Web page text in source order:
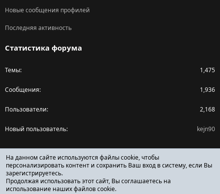
Новые сообщения профилей
Последняя активность
Статистика форума
Темы 1,475
Сообщения 1,936
Пользователи 2,168
Новый пользователь kejn90
Поделиться страницей
Facebook
X (Twitter)
Reddit
На данном сайте используются файлы cookie, чтобы
персонализировать контент и сохранить Ваш вход в систему, если Вы
зарегистрируетесь.
Продолжая использовать этот сайт, Вы соглашаетесь на
использование наших файлов cookie.